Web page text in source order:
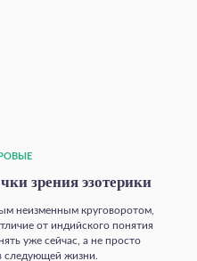
зрения эзотерики
неизменным круговоротом,
от индийского понятия
уже сейчас, а не просто
следующей жизни.